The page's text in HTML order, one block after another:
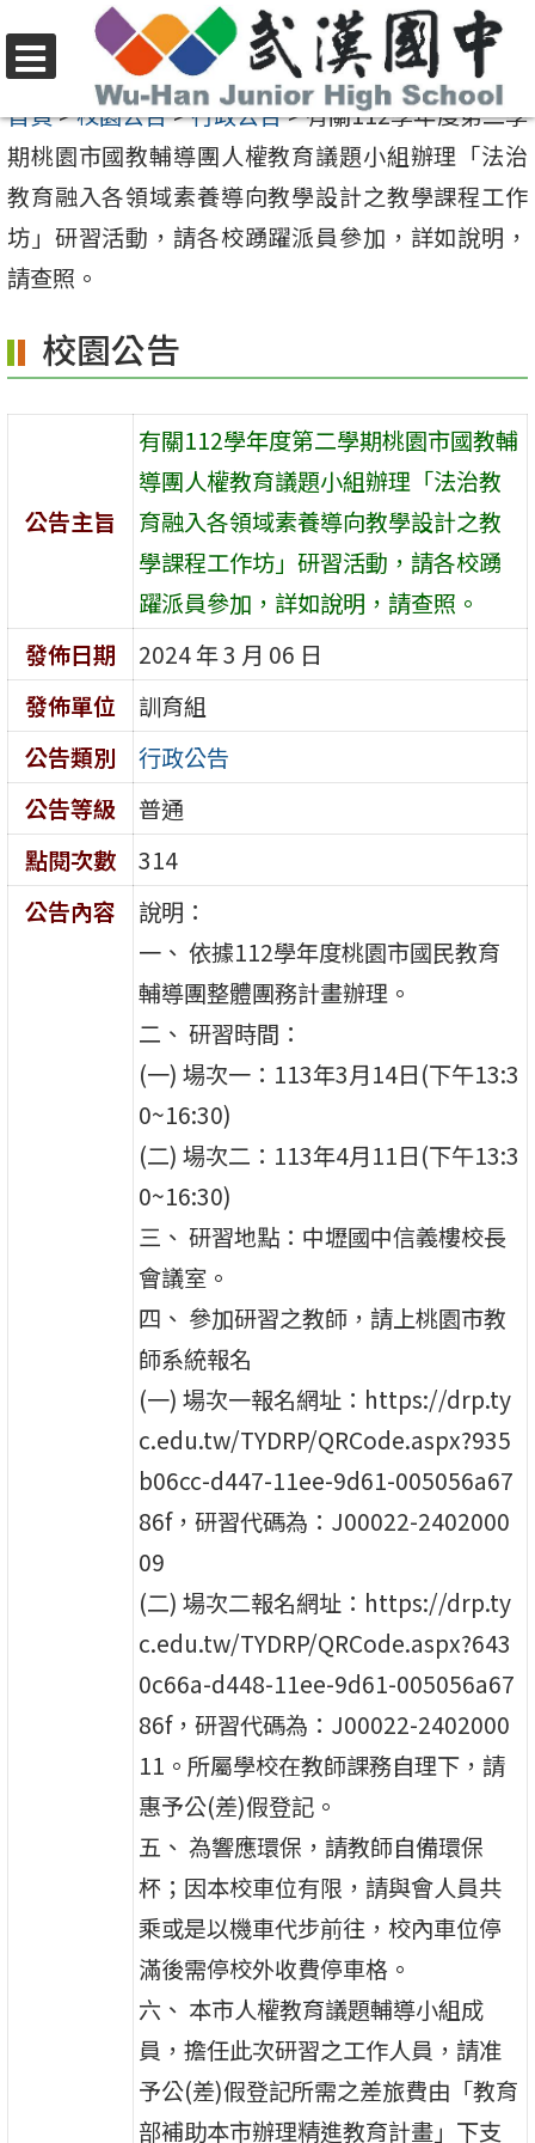
至
要
內
容
區
選
單
首頁>校園公告>行政公告>有關112學年度第二學
期桃園市國教輔導團人權教育議題小組辦理「法治
教育融入各領域素養導向教學設計之教學課程工作
坊」研習活動，請各校踴躍派員參加，詳如說明，
請查照。
校園公告
公告主旨
有關112學年度第二學期桃園市國教輔
導團人權教育議題小組辦理「法治教
育融入各領域素養導向教學設計之教
學課程工作坊」研習活動，請各校踴
躍派員參加，詳如說明，請查照。
發佈日期
2024 年 3 月 06 日
發佈單位
訓育組
公告類別
行政公告
公告等級
普通
點閱次數
314
公告內容
說明：
一、 依據112學年度桃園市國民教育
輔導團整體團務計畫辦理。
二、 研習時間：
(一) 場次一：113年3月14日(下午13:3
0~16:30)
(二) 場次二：113年4月11日(下午13:3
0~16:30)
三、 研習地點：中壢國中信義樓校長
會議室。
四、 參加研習之教師，請上桃園市教
師系統報名
(一) 場次一報名網址：https://drp.ty
c.edu.tw/TYDRP/QRCode.aspx?935
b06cc-d447-11ee-9d61-005056a67
86f，研習代碼為：J00022-2402000
09
(二) 場次二報名網址：https://drp.ty
c.edu.tw/TYDRP/QRCode.aspx?643
0c66a-d448-11ee-9d61-005056a67
86f，研習代碼為：J00022-2402000
11。所屬學校在教師課務自理下，請
惠予公(差)假登記。
五、 為響應環保，請教師自備環保
杯；因本校車位有限，請與會人員共
乘或是以機車代步前往，校內車位停
滿後需停校外收費停車格。
六、 本市人權教育議題輔導小組成
員，擔任此次研習之工作人員，請准
予公(差)假登記所需之差旅費由「教育
部補助本市辦理精進教育計畫」下支